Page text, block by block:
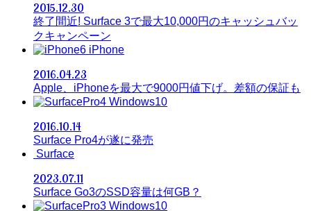
2015.12.30
終了間近! Surface 3で最大10,000円のキャッシュバッ
クキャンペーン
iPhone
2016.04.23
Apple、iPhoneを最大で9000円値下げ。差額の保証も
Windows10
2016.10.14
Surface Pro4が遂に発売
Surface
2023.07.11
Surface Go3のSSD容量は何GB？
Windows10